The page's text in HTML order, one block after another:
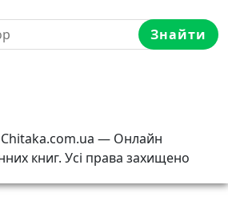
Знайти
— Онлайн
книг. Усі права захищено